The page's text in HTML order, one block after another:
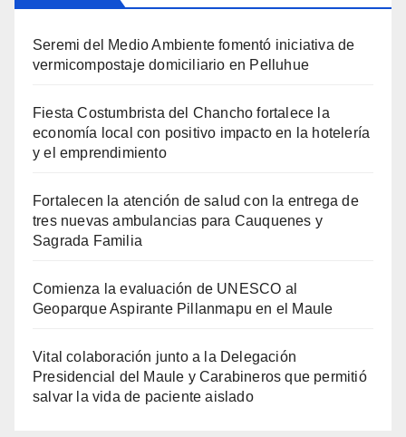
Seremi del Medio Ambiente fomentó iniciativa de
vermicompostaje domiciliario en Pelluhue
Fiesta Costumbrista del Chancho fortalece la
economía local con positivo impacto en la hotelería
y el emprendimiento
Fortalecen la atención de salud con la entrega de
tres nuevas ambulancias para Cauquenes y
Sagrada Familia
Comienza la evaluación de UNESCO al
Geoparque Aspirante Pillanmapu en el Maule
Vital colaboración junto a la Delegación
Presidencial del Maule y Carabineros que permitió
salvar la vida de paciente aislado